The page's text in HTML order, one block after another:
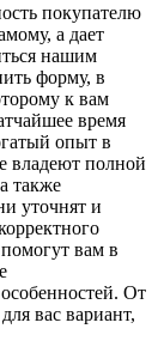
покупателю
а дает
нашим
форму, в
к вам
время
опыт в
владеют полной
также
уточнят и
вам в
От
вас вариант,